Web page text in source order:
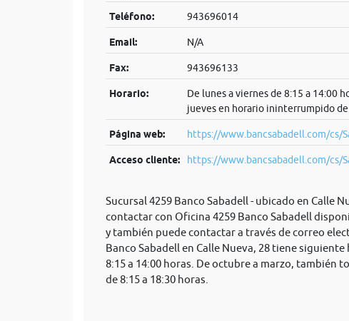
Teléfono: 943696014
Email: N/A
Fax: 943696133
Horario:
De lunes a viernes de 8:15 a 14:00
jueves en horario ininterrumpido de
Página web: https://www.bancsabadell.com/cs/
Acceso cliente: https://www.bancsabadell.com/cs/
Sucursal 4259 Banco Sabadell - ubicado en Calle
contactar con Oficina 4259 Banco Sabadell
y también puede contactar a través de correo
Banco Sabadell en Calle Nueva, 28 tiene
8:15 a 14:00 horas. De octubre a marzo, también
de 8:15 a 18:30 horas.